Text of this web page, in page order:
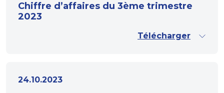
Chiffre d’affaires du 3ème trimestre
2023
Télécharger
24.10.2023